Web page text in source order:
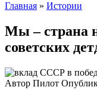
Главная » Истории
Мы – страна
советских
Автор Пилот